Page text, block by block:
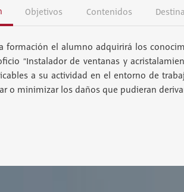
Objetivos Contenidos
formación el alumno adquirirá los
“Instalador de ventanas y
a su actividad en el entorno de
o minimizar los daños que pudieran